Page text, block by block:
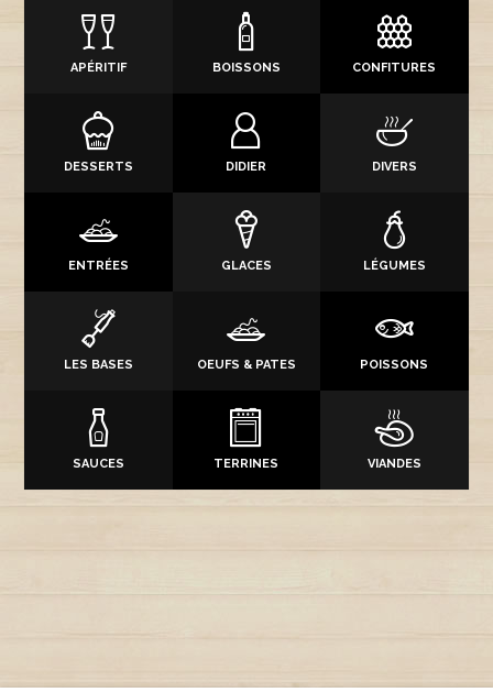
APÉRITIF BOISSONS CONFITURES
DESSERTS DIDIER DIVERS
ENTRÉES GLACES LÉGUMES
LES BASES OEUFS & PATES POISSONS
SAUCES TERRINES VIANDES